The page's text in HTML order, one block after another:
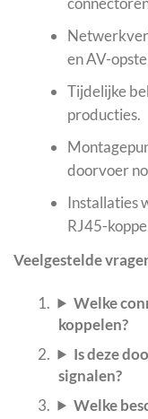
en AV-
Tijdelijke
producties.
doorvoer
Installaties
RJ45-
Veelgestelde
Welke
koppelen?
Is deze
signalen?
Welke